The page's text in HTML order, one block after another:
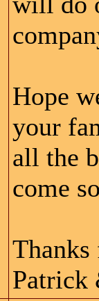
Hope
your
all the
come
Patrick